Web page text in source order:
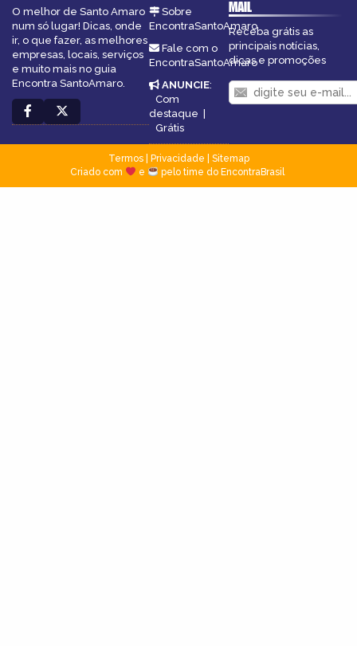
O melhor de Santo Amaro
num só lugar! Dicas, onde
ir, o que fazer, as melhores
empresas, locais, serviços
e muito mais no guia
Encontra SantoAmaro.
Sobre
EncontraSantoAmaro
Fale com o
EncontraSantoAmaro
ANUNCIE:
Com
destaque |
Grátis
MAIL
Receba grátis as
principais notícias,
dicas e promoções
Termos| Privacidade
Sitemap
Criado com
e pelo time do EncontraBrasil